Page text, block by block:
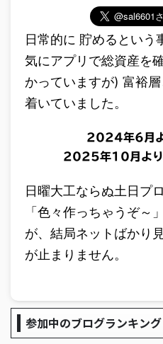
日常的に 貯めるという
気にアプリで総資産を
かっていますが) 富裕
着いていました。
2024年6月
2025年10月より
日曜大工ならぬ土日プ
「色々作っちゃうぞ～
が、結局ネットばかり
が止まりません。
参加中のブログランキング